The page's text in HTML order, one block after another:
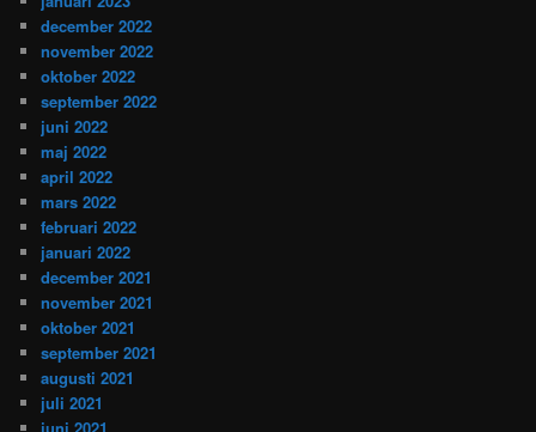
december 2022
november 2022
oktober 2022
september 2022
juni 2022
maj 2022
april 2022
mars 2022
februari 2022
januari 2022
december 2021
november 2021
oktober 2021
september 2021
augusti 2021
juli 2021
juni 2021